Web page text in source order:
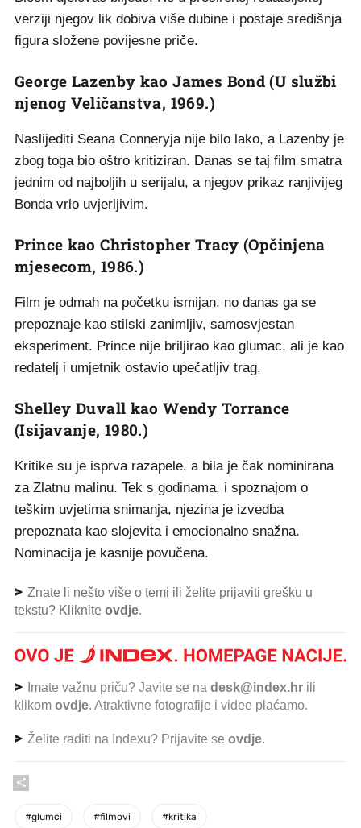
verziji njegov lik dobiva više dubine i postaje središnja
figura složene povijesne priče.
George Lazenby kao James Bond (U službi
njenog Veličanstva, 1969.)
Naslijediti Seana Conneryja nije bilo lako, a Lazenby je
zbog toga bio oštro kritiziran. Danas se taj film smatra
jednim od najboljih u serijalu, a njegov prikaz ranjivijeg
Bonda vrlo uvjerljivim.
Prince kao Christopher Tracy (Opčinjena
mjesecom, 1986.)
Film je odmah na početku ismijan, no danas ga se
prepoznaje kao stilski zanimljiv, samosvjestan
eksperiment. Prince nije briljirao kao glumac, ali je kao
redatelj i umjetnik ostavio upečatljiv trag.
Shelley Duvall kao Wendy Torrance
(Isijavanje, 1980.)
Kritike su je isprva razapele, a bila je čak nominirana
za Zlatnu malinu. Tek s godinama, i spoznajom o
teškim uvjetima snimanja, njezina je izvedba
prepoznata kao slojevita i emocionalno snažna.
Nominacija je kasnije povučena.
Znate li nešto više o temi ili želite prijaviti grešku u
tekstu? Kliknite ovdje.
Imate važnu priču? Javite se na desk@index.hr ili
klikom ovdje. Atraktivne fotografije i videe plaćamo.
Želite raditi na Indexu? Prijavite se ovdje.
#glumci #filmovi #kritika